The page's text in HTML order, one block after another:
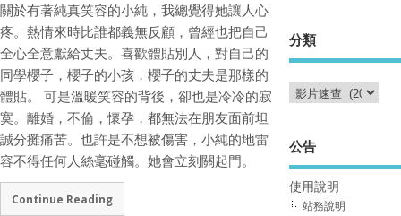
關於有著純真笑容的小純，我總覺得她讓人心
疼。熱情來時比誰都義無反顧，曾經也把自己
全心全意獻給丈夫。喜歡體貼別人，對自己的
同學櫻子，櫻子的小孩，櫻子的丈夫是那樣的
體貼。 可是溫暖笑容的背後，卻也是冷冷的寂
寞。離婚，不倫，懷孕，都無法在朋友面前坦
誠分攤痛苦。也許是不想被傷害，小純的地雷
容不得任何人絲毫碰觸。她會立刻關起門。
Continue Reading
分類
公告
使用說明
站務說明